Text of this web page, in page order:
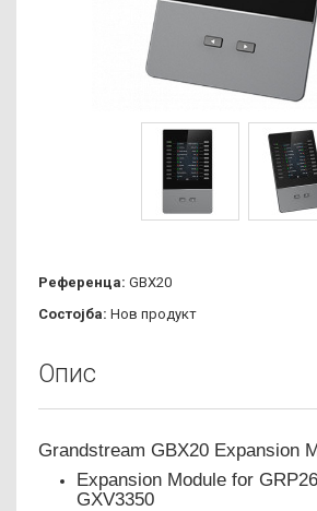
Референца: GBX20
Состојба: Нов продукт
Опис
Grandstream GBX20 Expansion
Expansion Module for
GXV3350